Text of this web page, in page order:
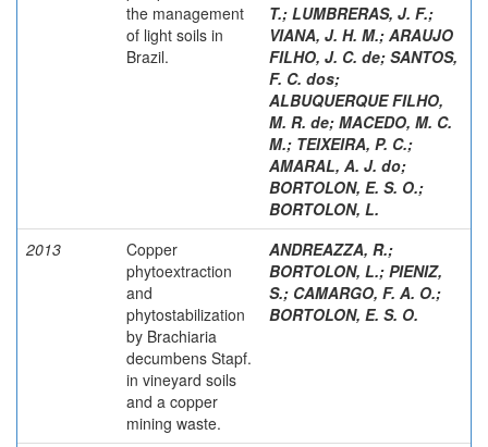
the management
of light soils in
Brazil.
T.; LUMBRERAS, J. F.;
VIANA, J. H. M.; ARAUJO
FILHO, J. C. de; SANTOS,
F. C. dos;
ALBUQUERQUE FILHO,
M. R. de; MACEDO, M. C.
M.; TEIXEIRA, P. C.;
AMARAL, A. J. do;
BORTOLON, E. S. O.;
BORTOLON, L.
2013
Copper
phytoextraction
and
phytostabilization
by Brachiaria
decumbens Stapf.
in vineyard soils
and a copper
mining waste.
ANDREAZZA, R.;
BORTOLON, L.; PIENIZ,
S.; CAMARGO, F. A. O.;
BORTOLON, E. S. O.